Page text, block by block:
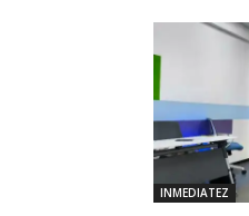
INMEDIATEZ